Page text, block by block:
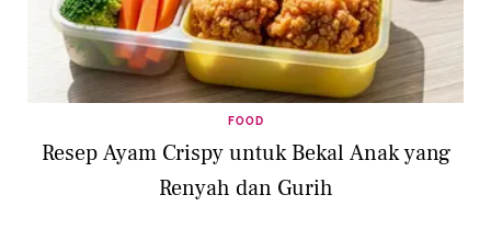
FOOD
Resep Ayam Crispy untuk Bekal Anak yang
Renyah dan Gurih